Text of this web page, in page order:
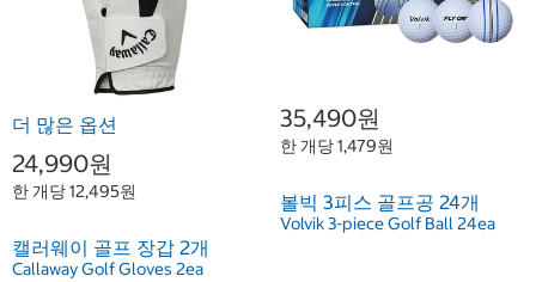
더 많은 옵션
24,990원
한 개당 12,495원
캘러웨이 골프 장갑 2개
Callaway Golf Gloves 2ea
35,490원
한 개당 1,479원
볼빅 3피스 골프공 24개
Volvik 3-piece Golf Ball 24ea